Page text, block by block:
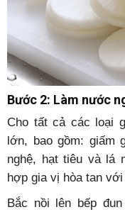
Bước 2: Làm nước
Cho tất cả các loại
lớn, bao gồm: giấm
nghệ, hạt tiêu và lá
hợp gia vị hòa tan với
Bắc nồi lên bếp